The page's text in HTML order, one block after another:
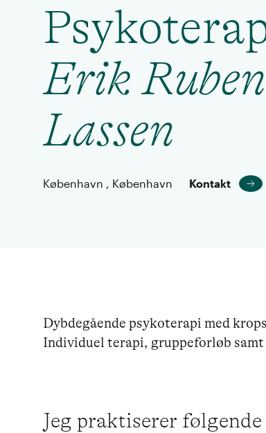
Erik
Lassen
København , København Kontakt
Dybdegående psykoterapi med
Individuel terapi, gruppeforløb
Jeg praktiserer